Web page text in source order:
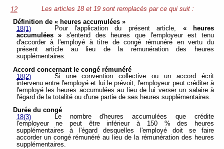
12
Les articles 18 et 19 sont remplacés par ce qui suit :
Définition de « heures accumulées »
18(1)
Pour l'application du présent article, « heures
accumulées » s'entend des heures que l'employeur est tenu
d'accorder à l'employé à titre de congé rémunéré en vertu du
présent article au lieu de la rémunération des heures
supplémentaires.
Accord concernant le congé rémunéré
18(2)
Si une convention collective ou un accord écrit
intervenu entre l'employé et lui le prévoit, l'employeur peut créditer à
l'employé les heures accumulées au lieu de lui verser un salaire à
l'égard de la totalité ou d'une partie de ses heures supplémentaires.
Durée du congé
18(3)
Le nombre d'heures accumulées que crédite
l'employeur ne peut être inférieur à 150 % des heures
supplémentaires à l'égard desquelles l'employé doit se faire
accorder un congé rémunéré au lieu de la rémunération des heures
supplémentaires.